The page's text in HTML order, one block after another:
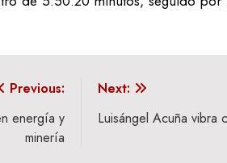
Previous:
energía y
minería
Next:
Luisángel Acuña vibra